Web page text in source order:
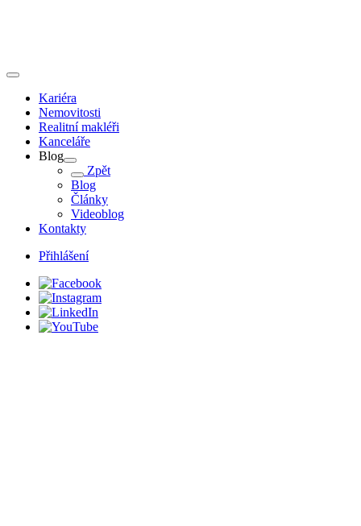
Kariéra
Nemovitosti
Realitní makléři
Kanceláře
Blog
Zpět
Blog
Články
Videoblog
Kontakty
Přihlášení